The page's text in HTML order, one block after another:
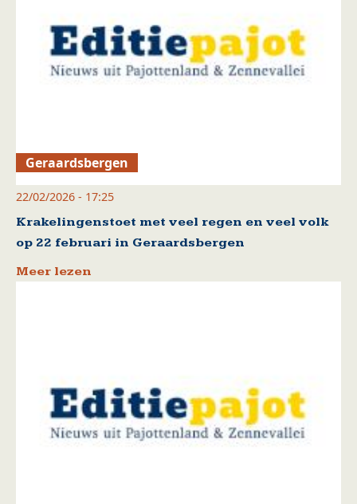
Geraardsbergen
22/02/2026 - 17:25
Krakelingenstoet met veel regen en veel volk
op 22 februari in Geraardsbergen
Meer lezen